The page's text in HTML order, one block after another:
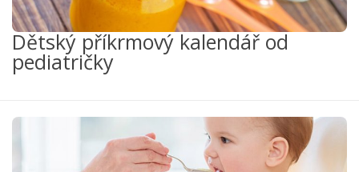
Dětský příkrmový kalendář od
pediatričky